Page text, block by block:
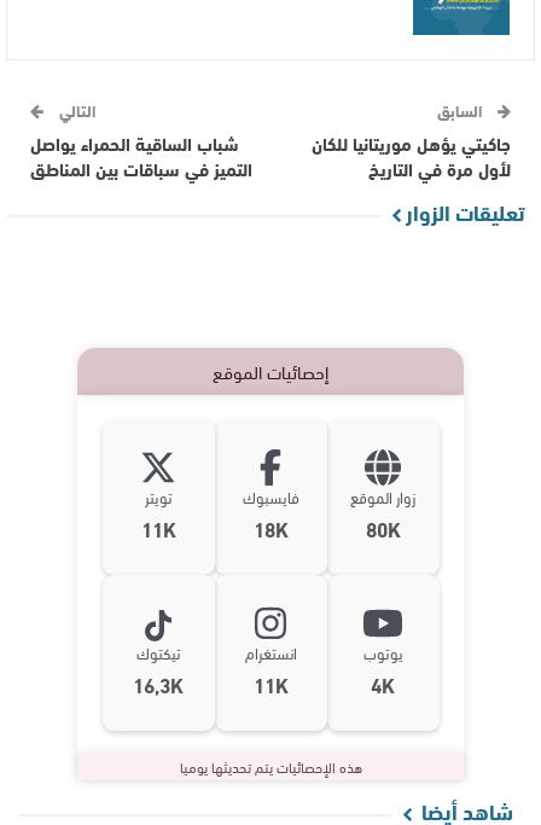
السابق
جاكيتي يؤهل موريتانيا للكان
لأول مرة في التاريخ
التالي
شباب الساقية الحمراء يواصل
التميز في سباقات بين المناطق
تعليقات الزوار
إحصائيات الموقع
زوار الموقع
80K
فايسبوك
18K
تويتر
11K
يوتوب
4K
انستغرام
11K
تيكتوك
16,3K
هذه الإحصائيات يتم تحديثها يوميا
شاهد أيضا